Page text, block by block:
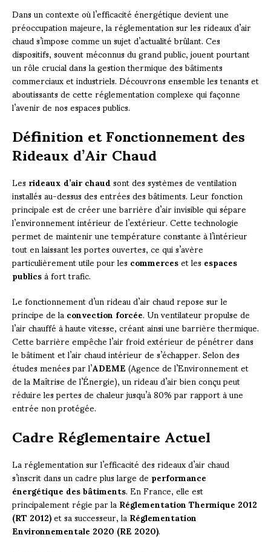
Dans un contexte où l’efficacité énergétique devient une
préoccupation majeure, la réglementation sur les rideaux d’air
chaud s’impose comme un sujet d’actualité brûlant. Ces
dispositifs, souvent méconnus du grand public, jouent pourtant
un rôle crucial dans la gestion thermique des bâtiments
commerciaux et industriels. Découvrons ensemble les tenants et
aboutissants de cette réglementation complexe qui façonne
l’avenir de nos espaces publics.
Définition et Fonctionnement des
Rideaux d’Air Chaud
Lesrideaux d’air chaudsont des systèmes de ventilation
installés au-dessus des entrées des bâtiments. Leur fonction
principale est de créer une barrière d’air invisible qui sépare
l’environnement intérieur de l’extérieur. Cette technologie
permet de maintenir une température constante à l’intérieur
tout en laissant les portes ouvertes, ce qui s’avère
particulièrement utile pour lescommerceset lesespaces
publicsà fort trafic.
Le fonctionnement d’un rideau d’air chaud repose sur le
principe de laconvection forcée. Un ventilateur propulse de
l’air chauffé à haute vitesse, créant ainsi une barrière thermique.
Cette barrière empêche l’air froid extérieur de pénétrer dans
le bâtiment et l’air chaud intérieur de s’échapper. Selon des
études menées par l’ADEME(Agence de l’Environnement et
de la Maîtrise de l’Énergie), un rideau d’air bien conçu peut
réduire les pertes de chaleur jusqu’à 80% par rapport à une
entrée non protégée.
Cadre Réglementaire Actuel
La réglementation sur l’efficacité des rideaux d’air chaud
s’inscrit dans un cadre plus large deperformance
énergétique des bâtiments. En France, elle est
principalement régie par laRéglementation Thermique 2012
(RT 2012)et sa successeur, laRéglementation
Environnementale 2020 (RE 2020).